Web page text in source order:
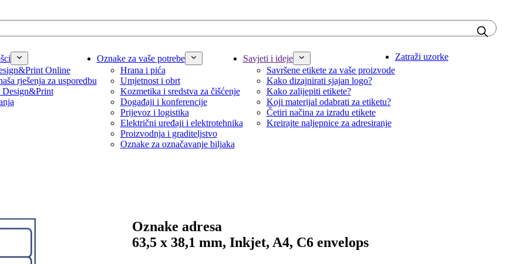
Online
rješenja za usporedbu
Design&Print
Oznake za vaše potrebe
Hrana i pića
Umjetnost i obrt
Kozmetika i sredstva za čišćenje
Događaji i konferencije
Prijevoz i logistika
Električni uređaji i elektrotehnika
Proizvodnja i graditeljstvo
Oznake za označavanje biljaka
Savjeti i ideje
Savršene etikete za vaše proizvode
Kako dizajnirati sjajan logo?
Kako zalijepiti etikete?
Koji materijal odabrati za etiketu?
Četiri načina za izradu etikete
Kreirajte naljepnice za adresiranje
Zatraži uzorke
Oznake adresa
63,5 x 38,1 mm, Inkjet, A4, C6 envelops